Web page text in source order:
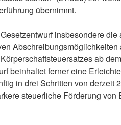
übernimmt.
insbesondere
ab
beinhaltet ferner eine
in drei Schritten von derzeit
steuerliche Förderung